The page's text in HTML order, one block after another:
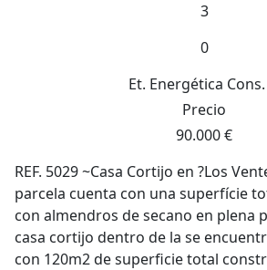
3
0
Et. Energética Cons.
Precio
90.000 €
REF. 5029 ~Casa Cortijo en ?Los
parcela cuenta con una superfície
con almendros de secano en plena
casa cortijo dentro de la se
con 120m2 de superficie total